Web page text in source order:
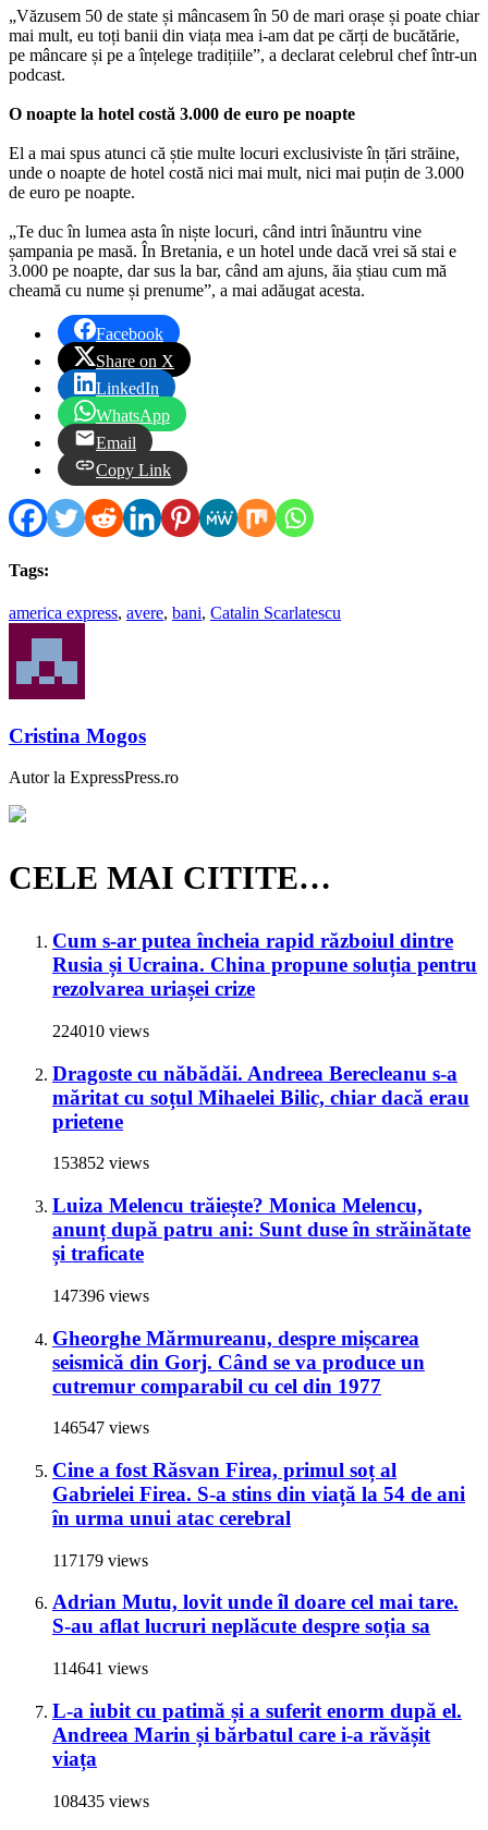
„Văzusem 50 de state și mâncasem în 50 de mari orașe și poate chiar
mai mult, eu toți banii din viața mea i-am dat pe cărți de bucătărie,
pe mâncare și pe a înțelege tradițiile”, a declarat celebrul chef într-un
podcast.
O noapte la hotel costă 3.000 de euro pe noapte
El a mai spus atunci că știe multe locuri exclusiviste în țări străine,
unde o noapte de hotel costă nici mai mult, nici mai puțin de 3.000
de euro pe noapte.
„Te duc în lumea asta în niște locuri, când intri înăuntru vine
șampania pe masă. În Bretania, e un hotel unde dacă vrei să stai e
3.000 pe noapte, dar sus la bar, când am ajuns, ăia știau cum mă
cheamă cu nume și prenume”, a mai adăugat acesta.
Facebook
Share on X
LinkedIn
WhatsApp
Email
Copy Link
Tags:
america express, avere, bani, Catalin Scarlatescu
Cristina Mogos
Autor la ExpressPress.ro
CELE MAI CITITE…
Cum s-ar putea încheia rapid războiul dintre
Rusia și Ucraina. China propune soluția pentru
rezolvarea uriașei crize
224010 views
Dragoste cu năbădăi. Andreea Berecleanu s-a
măritat cu soțul Mihaelei Bilic, chiar dacă erau
prietene
153852 views
Luiza Melencu trăiește? Monica Melencu,
anunț după patru ani: Sunt duse în străinătate
și traficate
147396 views
Gheorghe Mărmureanu, despre mișcarea
seismică din Gorj. Când se va produce un
cutremur comparabil cu cel din 1977
146547 views
Cine a fost Răsvan Firea, primul soț al
Gabrielei Firea. S-a stins din viață la 54 de ani
în urma unui atac cerebral
117179 views
Adrian Mutu, lovit unde îl doare cel mai tare.
S-au aflat lucruri neplăcute despre soția sa
114641 views
L-a iubit cu patimă și a suferit enorm după el.
Andreea Marin și bărbatul care i-a răvășit
viața
108435 views